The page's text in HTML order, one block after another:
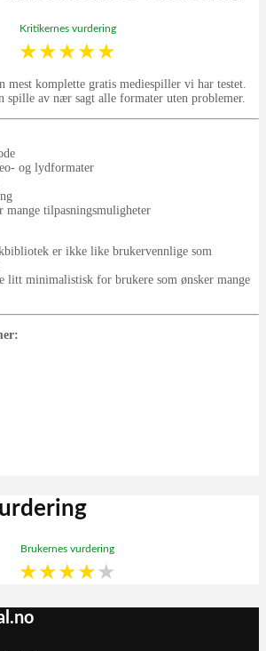
Kritikernes vurdering
★★★★★
mest komplette gratis mediespiller vi har testet.
spille av nær sagt alle formater uten problemer.
og lydformater
mange tilpasningsmuligheter
er ikke like brukervennlige som
litt minimalistisk for brukere som ønsker mange
Brukernes vurdering
★★★★★